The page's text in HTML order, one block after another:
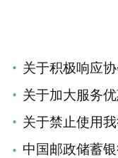
关于积极响应
关于加大服务
关于禁止使用
中国邮政储蓄